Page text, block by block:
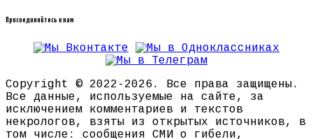
Присоединяйтесь к нам
Copyright © 2022-2026. Все права защищены.
Все данные, используемые на сайте, за
исключением комментариев и текстов
некрологов, взяты из открытых источников, в
том числе: сообщения СМИ о гибели,